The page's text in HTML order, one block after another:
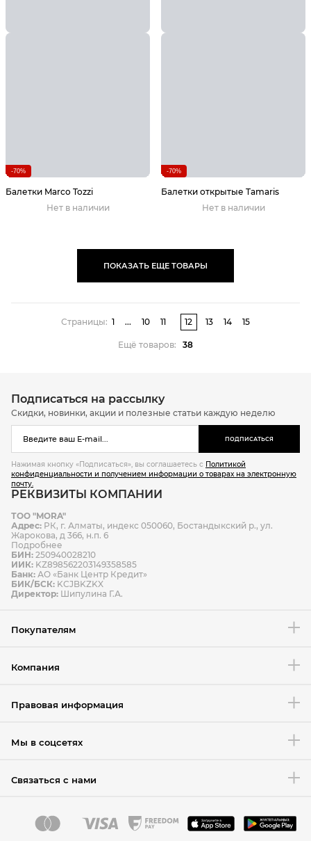
-70%
Балетки Marco Tozzi
Нет в наличии
-70%
Балетки открытые Tamaris
Нет в наличии
ПОКАЗАТЬ ЕЩЕ ТОВАРЫ
Страницы: 1 ... 10 11 12 13 14 15
Ещё товаров: 38
Подписаться на рассылку
Скидки, новинки, акции и полезные статьи каждую неделю
ПОДПИСАТЬСЯ
Нажимая кнопку «Подписаться», вы соглашаетесь с Политикой
конфиденциальности и получением информации о товарах на электронную
почту.
РЕКВИЗИТЫ КОМПАНИИ
ТОО "MORA"
Адрес: РК, г. Алматы, индекс 050060, Бостандыкский р., ул.
Жарокова, д 366, н.п. 6
Подробнее
БИН: 250940028210
ИИК: KZ898562203149358585
Банк: АО «Банк Центр Кредит»
БИК/БСК: KCJBKZKX
Директор: Шипулина Г.А.
Покупателям
Компания
Правовая информация
Мы в соцсетях
Связаться с нами